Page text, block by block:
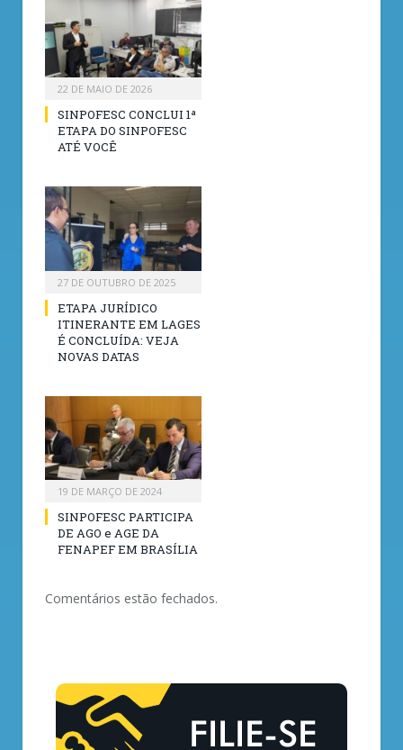
22 DE MAIO DE 2026
SINPOFESC CONCLUI 1ª
ETAPA DO SINPOFESC
ATÉ VOCÊ
27 DE OUTUBRO DE 2025
ETAPA JURÍDICO
ITINERANTE EM LAGES
É CONCLUÍDA: VEJA
NOVAS DATAS
19 DE MARÇO DE 2024
SINPOFESC PARTICIPA
DE AGO e AGE DA
FENAPEF EM BRASÍLIA
Comentários estão fechados.